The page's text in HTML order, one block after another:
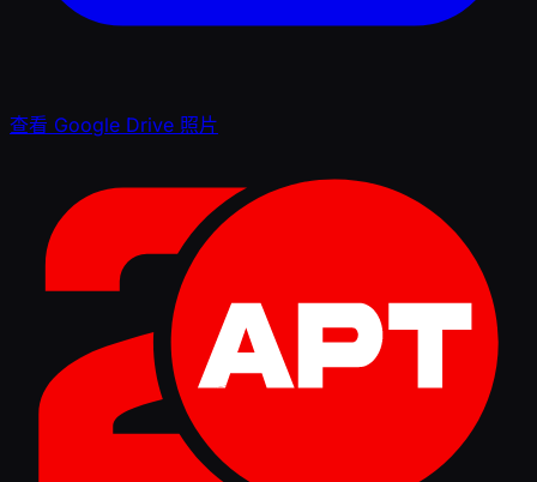
查看 Google Drive 照片